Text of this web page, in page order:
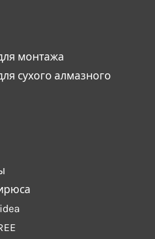
монтажа
сухого алмазного